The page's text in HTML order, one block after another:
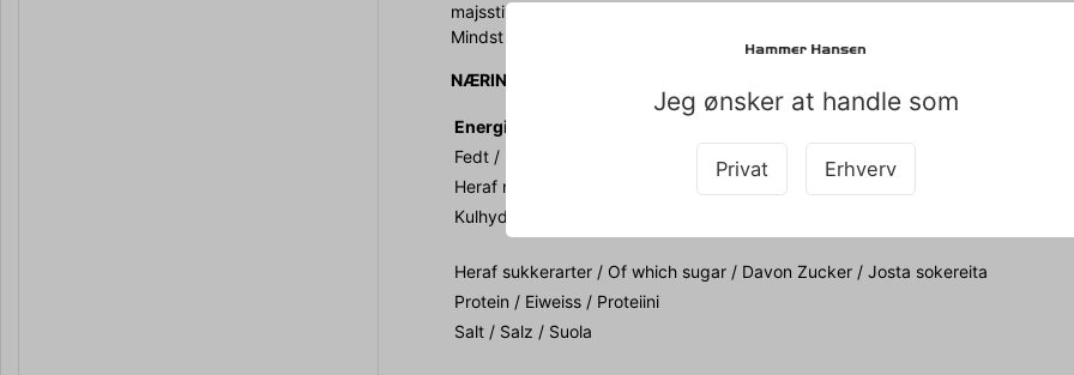
Jeg ønsker at handle som
Privat Erhverv
majsstivelse, 0,3% havsalt, naturlig vaniljearoma, konserveringsmiddel: E270.
Mindst 30% kakaotørstof i chokoladedelen
NÆRINGSINDHOLD / NUTRITION INFORMATION / NÄHRWERTRNGABEN/
Energi / Energy / Energie / Energia
Fedt / Fat / Fett / Rasva
Heraf mættede fedtsyrer / Of which saturated fat / Davon gesättigte
Kulhydrat / Carbohydrate / Kohlenhydrate / Hiilihydraatit
Heraf sukkerarter / Of which sugar / Davon Zucker / Josta sokereita
Protein / Eiweiss / Proteiini
Salt / Salz / Suola